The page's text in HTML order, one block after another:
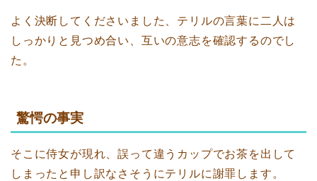
よく決断してくださいました、テリルの言葉に二人は
しっかりと見つめ合い、互いの意志を確認するのでし
た。
驚愕の事実
そこに侍女が現れ、誤って違うカップでお茶を出して
しまったと申し訳なさそうにテリルに謝罪します。